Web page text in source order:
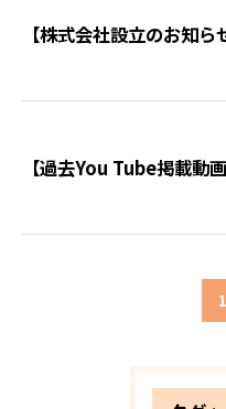
【株式会社設立のお知ら
【過去You Tube掲載動画
1